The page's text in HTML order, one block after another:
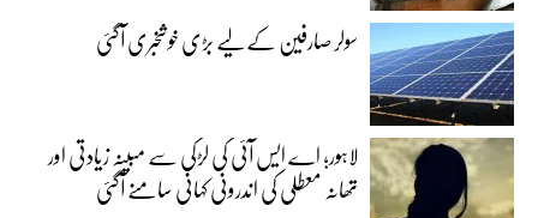
سولر صارفین کے لیے بڑی خوشخبری آگئی
لاہور؛ اے ایس آئی کی لڑکی سے مبینہ زیادتی اور
تھانہ معطلی کی اندرونی کہانی سامنے آگئی